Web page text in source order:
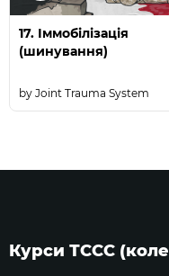
17. Іммобілізація
(шинування)
Joint Trauma System
Курси ТССС